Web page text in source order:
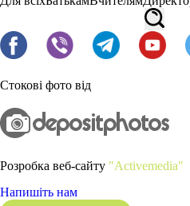
Стокові фото від
Розробка веб-сайту "Activemedia"
Напишіть нам